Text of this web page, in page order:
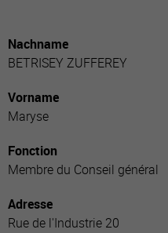
Nachname
BETRISEY ZUFFEREY
Vorname
Maryse
Fonction
Membre du Conseil général
Adresse
Rue de l'Industrie 20